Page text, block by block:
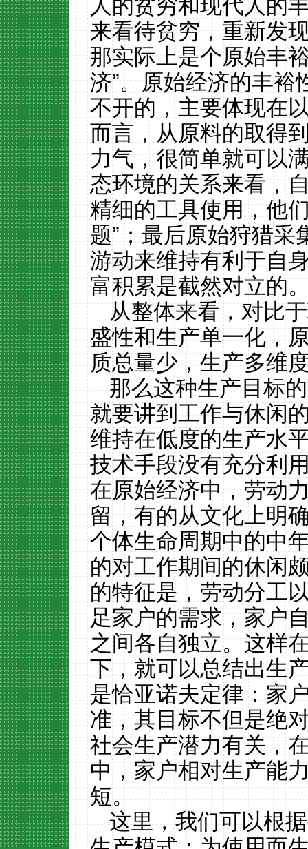
人的贫穷和现代人的
来看待贫穷，重新发
那实际上是个原始丰
济”。原始经济的丰裕
不开的，主要体现在
而言，从原料的取得
力气，很简单就可以
态环境的关系来看，
精细的工具使用，他
题”；最后原始狩猎采
游动来维持有利于自
富积累是截然对立的
从整体来看，对比
盛性和生产单一化，
质总量少，生产多维
那么这种生产目标
就要讲到工作与休闲
维持在低度的生产水
技术手段没有充分利
在原始经济中，劳动
留，有的从文化上明
个体生命周期中的中
的对工作期间的休闲
的特征是，劳动分工
足家户的需求，家户
之间各自独立。这样
下，就可以总结出生
是恰亚诺夫定律：家
准，其目标不但是绝
社会生产潜力有关，
中，家户相对生产能
短。
这里，我们可以根